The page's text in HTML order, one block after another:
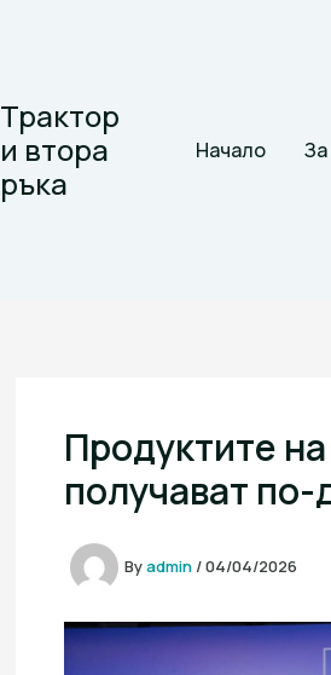
Трактор
и втора
ръка
Начало
Продуктите
получават
Byadmin /04/04/2026